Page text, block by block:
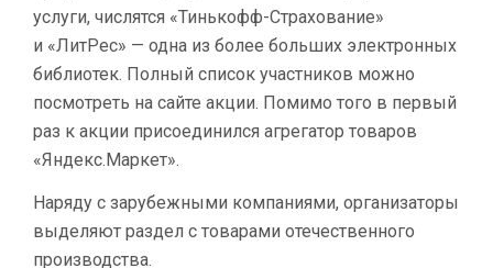
услуги, числятся «Тинькофф-Страхование»
и «ЛитРес» — одна из более больших электронных
библиотек. Полный список участников можно
посмотреть на сайте акции. Помимо того в первый
раз к акции присоединился агрегатор товаров
«Яндекс.Маркет».
Наряду с зарубежными компаниями, организаторы
выделяют раздел с товарами отечественного
производства.